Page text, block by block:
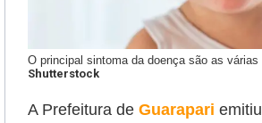
O principal sintoma da doença são as
Shutterstock
A Prefeitura de Guarapari